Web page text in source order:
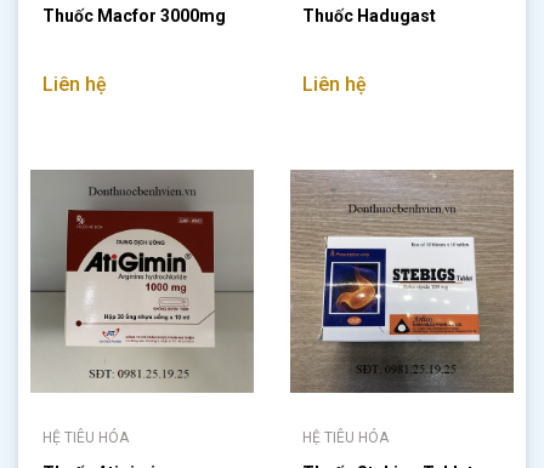
Thuốc Macfor 3000mg
Liên hệ
Thuốc Hadugast
Liên hệ
HỆ TIÊU HÓA HỆ TIÊU HÓA